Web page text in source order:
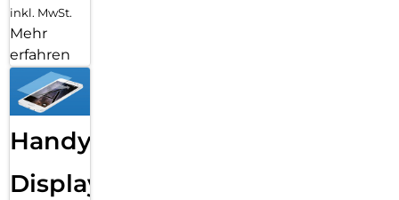
inkl. MwSt.
Mehr
erfahren
Handy
Displayfolie